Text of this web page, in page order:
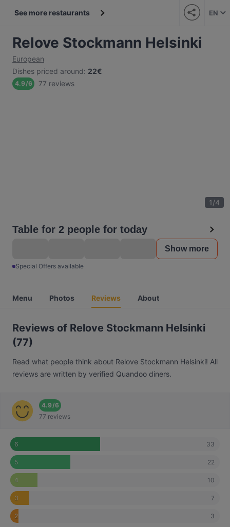
See more restaurants EN
Relove Stockmann Helsinki
European
Dishes priced around: 22€
4.9/6 77 reviews
1/4
Table for 2 people for today
Show more
Special Offers available
Menu Photos Reviews About
Reviews of Relove Stockmann Helsinki
(77)
Read what people think about Relove Stockmann Helsinki! All
reviews are written by verified Quandoo diners.
4.9/6
77 reviews
6 33
5 22
4 10
3 7
2 3